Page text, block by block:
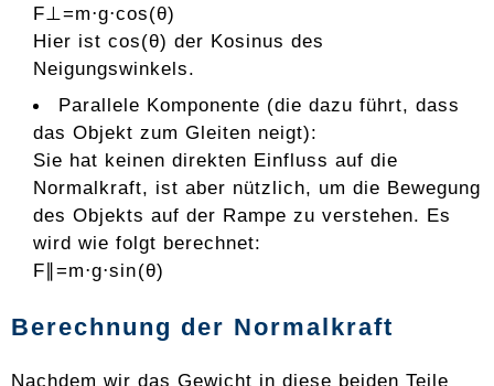
F⊥​=m⋅g⋅cos(θ)
Hier ist cos(θ) der Kosinus des
Neigungswinkels.
Parallele Komponente (die dazu führt, dass
das Objekt zum Gleiten neigt):
Sie hat keinen direkten Einfluss auf die
Normalkraft, ist aber nützlich, um die Bewegung
des Objekts auf der Rampe zu verstehen. Es
wird wie folgt berechnet:
F∥=m⋅g⋅sin⁡(θ)
Berechnung der Normalkraft
Nachdem wir das Gewicht in diese beiden Teile